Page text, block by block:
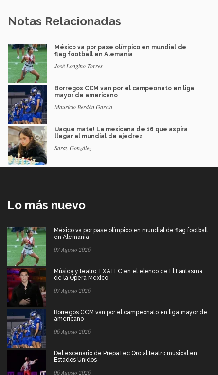
Notas Relacionadas
México va por pase olímpico en mundial de
flag football en Alemania
José Longino Torres
Borregos CCM van por el campeonato en liga
mayor de americano
Mauricio Berdón García
¡Jaque mate! La mexicana de 16 que aspira
llegar al mundial de ajedrez
Saray González
Lo más nuevo
México va por pase olímpico en mundial de flag football
en Alemania
07 Agosto 2026
Música y teatro: EXATEC en el elenco de El Fantasma
de la Ópera Mexico
07 Agosto 2026
Borregos CCM van por el campeonato en liga mayor de
americano
06 Agosto 2026
Del escenario de PrepaTec Qro al teatro musical en
Estados Unidos
06 Agosto 2026